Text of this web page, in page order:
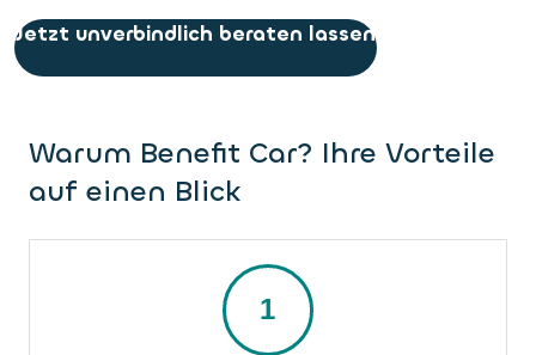
Jetzt unverbindlich beraten lassen
Warum Benefit Car? Ihre Vorteile
auf einen Blick